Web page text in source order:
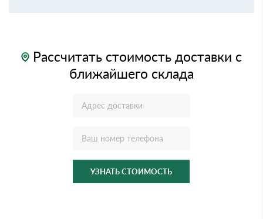
Рассчитать стоимость доставки с
ближайшего склада
УЗНАТЬ СТОИМОСТЬ